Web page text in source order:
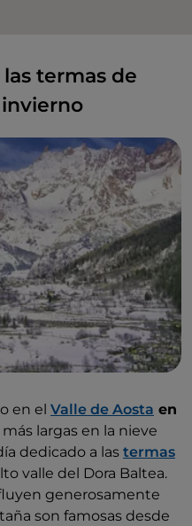
termas de
en el Valle de Aosta en
largas en la nieve
dedicado a las termas
valle del Dora Baltea.
generosamente
son famosas desde